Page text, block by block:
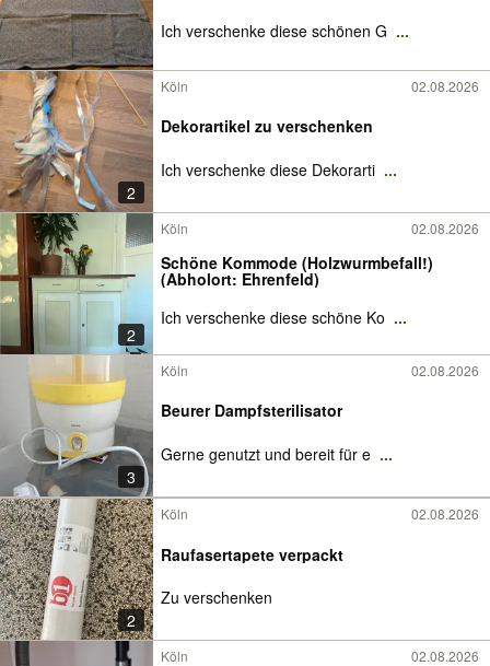
Ich verschenke diese schönen G ...
2
Köln 02.08.2026
Dekorartikel zu verschenken
Ich verschenke diese Dekorarti ...
2
Köln 02.08.2026
Schöne Kommode (Holzwurmbefall!)
(Abholort: Ehrenfeld)
Ich verschenke diese schöne Ko ...
3
Köln 02.08.2026
Beurer Dampfsterilisator
Gerne genutzt und bereit für e ...
2
Köln 02.08.2026
Raufasertapete verpackt
Zu verschenken
Köln 02.08.2026